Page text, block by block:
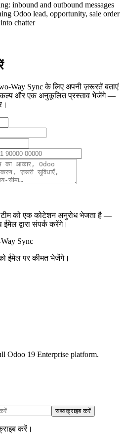
inbound and outbound messages
Odoo lead, opportunity, sale order
chatter
Way Sync के लिए अपनी ज़रूरतें बताएं
और एक अनुकूलित प्रस्ताव भेजेंगे —
टीम को एक कोटेशन अनुरोध भेजता है —
द्वारा संपर्क करेंगे।
Sync
ईमेल पर कीमत भेजेंगे।
Odoo 19 Enterprise platform.
सब्सक्राइब करें
करें।